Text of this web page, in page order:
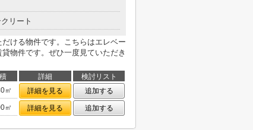
リート
ける物件です。こちらはエレベー
物件です。ぜひ一度見ていただき
詳細
検討リスト
㎡ 詳細を見る
追加する
㎡ 詳細を見る 追加する